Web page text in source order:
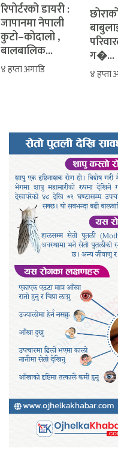
रिपोर्टरको डायरी :
जापानमा नेपाली
कुटो–कोदालो ,
बालबालिक...
४ हप्ता अगाडि
ग�...
४ हप्ता